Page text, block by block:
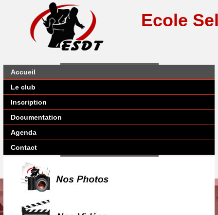
Ecole
Accueil
Le club
Inscription
Documentation
Agenda
Contact